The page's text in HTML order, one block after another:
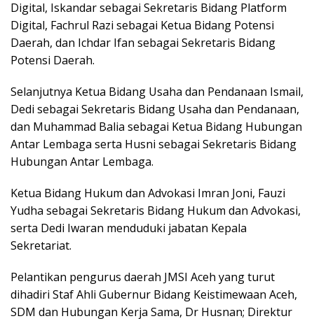
Digital, Iskandar sebagai Sekretaris Bidang Platform
Digital, Fachrul Razi sebagai Ketua Bidang Potensi
Daerah, dan Ichdar Ifan sebagai Sekretaris Bidang
Potensi Daerah.
​Selanjutnya Ketua Bidang Usaha dan Pendanaan Ismail,
Dedi sebagai Sekretaris Bidang Usaha dan Pendanaan,
dan Muhammad Balia sebagai Ketua Bidang Hubungan
Antar Lembaga serta Husni sebagai Sekretaris Bidang
Hubungan Antar Lembaga.
​Ketua Bidang Hukum dan Advokasi Imran Joni, Fauzi
Yudha sebagai Sekretaris Bidang Hukum dan Advokasi,
serta Dedi Iwaran menduduki jabatan Kepala
Sekretariat.
Pelantikan pengurus daerah JMSI Aceh yang turut
dihadiri Staf Ahli Gubernur Bidang Keistimewaan Aceh,
SDM dan Hubungan Kerja Sama, Dr Husnan; Direktur